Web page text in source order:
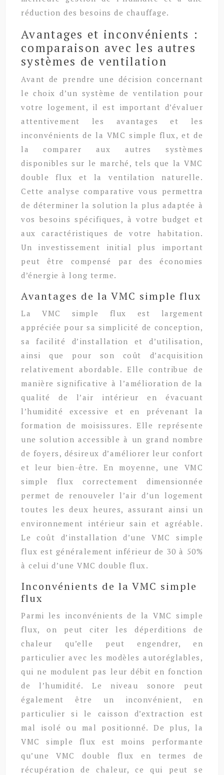
réduction des besoins de chauffage.
Avantages et inconvénients :
comparaison avec les autres
systèmes de ventilation
Avant de prendre une décision concernant
le choix d’un système de ventilation pour
votre logement, il est important d’évaluer
attentivement les avantages et les
inconvénients de la VMC simple flux, et de
la comparer aux autres systèmes
disponibles sur le marché, tels que la VMC
double flux et la ventilation naturelle.
Cette analyse comparative vous permettra
de déterminer la solution la plus adaptée à
vos besoins spécifiques, à votre budget et
aux caractéristiques de votre habitation.
Un investissement initial plus important
peut être compensé par des économies
d’énergie à long terme.
Avantages de la VMC simple flux
La VMC simple flux est largement
appréciée pour sa simplicité de conception,
sa facilité d’installation et d’utilisation,
ainsi que pour son coût d’acquisition
relativement abordable. Elle contribue de
manière significative à l’amélioration de la
qualité de l’air intérieur en évacuant
l’humidité excessive et en prévenant la
formation de moisissures. Elle représente
une solution accessible à un grand nombre
de foyers, désireux d’améliorer leur confort
et leur bien-être. En moyenne, une VMC
simple flux correctement dimensionnée
permet de renouveler l’air d’un logement
toutes les deux heures, assurant ainsi un
environnement intérieur sain et agréable.
Le coût d’installation d’une VMC simple
flux est généralement inférieur de 30 à 50%
à celui d’une VMC double flux.
Inconvénients de la VMC simple
flux
Parmi les inconvénients de la VMC simple
flux, on peut citer les déperditions de
chaleur qu’elle peut engendrer, en
particulier avec les modèles autoréglables,
qui ne modulent pas leur débit en fonction
de l’humidité. Le niveau sonore peut
également être un inconvénient, en
particulier si le caisson d’extraction est
mal isolé ou mal positionné. De plus, la
VMC simple flux est moins performante
qu’une VMC double flux en termes de
récupération de chaleur, ce qui peut se